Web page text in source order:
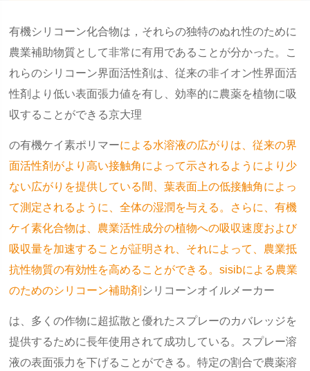
きた。
有機シリコーン化合物は，それらの独特のぬれ性のために
農業補助物質として非常に有用であることが分かった。こ
れらのシリコーン界面活性剤は、従来の非イオン性界面活
性剤より低い表面張力値を有し、効率的に農薬を植物に吸
収することができる京大理
の有機ケイ素ポリマーによる水溶液の広がりは、従来の界
面活性剤がより高い接触角によって示されるようにより少
ない広がりを提供している間、葉表面上の低接触角によっ
て測定されるように、全体の湿潤を与える。さらに、有機
ケイ素化合物は、農業活性成分の植物への吸収速度および
吸収量を加速することが証明され、それによって、農業抵
抗性物質の有効性を高めることができる。sisibによる農業
のためのシリコーン補助剤シリコーンオイルメーカー
は、多くの作物に超拡散と優れたスプレーのカバレッジを
提供するために長年使用されて成功している。スプレー溶
液の表面張力を下げることができる。特定の割合で農薬溶